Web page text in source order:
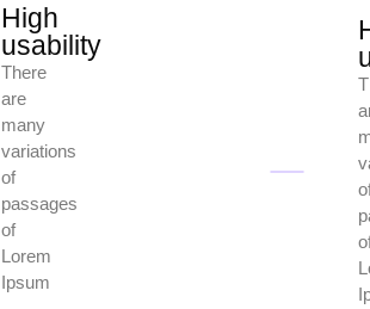
High
usability
There
are
many
variations
of
passages
of
Lorem
Ipsum